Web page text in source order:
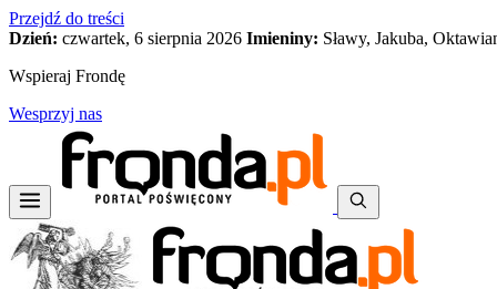
Przejdź do treści
Dzień: czwartek, 6 sierpnia 2026 Imieniny: Sławy, Jakuba,
Wspieraj Frondę
Wesprzyj nas